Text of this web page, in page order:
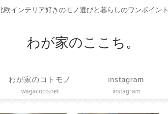
欧インテリア好きのモノ選びと暮らしのワンポイント
わが家のここち。
わが家のコトモノ
wagacoco.net
instagram
instagram